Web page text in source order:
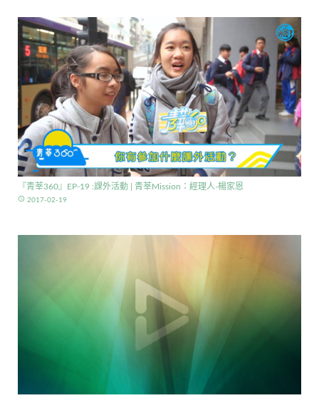
『青莘360』EP-19 :課外活動 | 青莘Mission：經理人-楊家恩
access_time 2017-02-19